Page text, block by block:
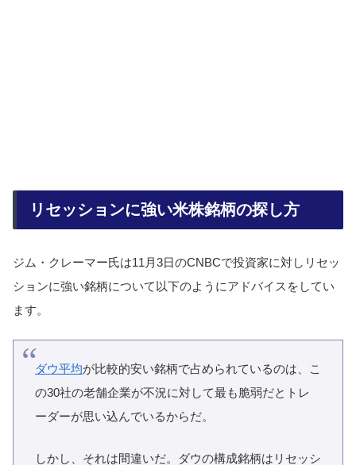
リセッションに強い米株銘柄の探し方
ジム・クレーマー氏は11月3日のCNBCで投資家に対しリセッ
ションに強い銘柄について以下のようにアドバイスをしてい
ます。
ダウ平均が比較的安い銘柄で占められているのは、こ
の30社の老舗企業が不況に対して最も脆弱だとトレ
ーダーが思い込んでいるからだ。
しかし、それは間違いだ。ダウの構成銘柄はリセッシ